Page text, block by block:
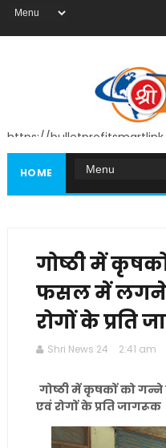
https://
HOME
गोष्ठी में
फसल में लगने
रोगों के प्रति
Shri News 24 2:41 am
गोष्ठी में कृषकों को
एवं रोगों के प्रति